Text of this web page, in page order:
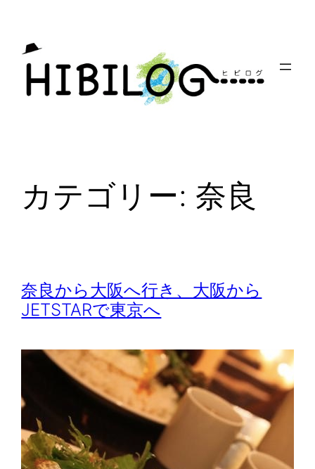
カテゴリー: 奈良
奈良から大阪へ行き、大阪から
JETSTARで東京へ